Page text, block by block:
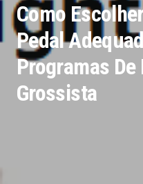
Como
Pedal
Programas De
Grossista